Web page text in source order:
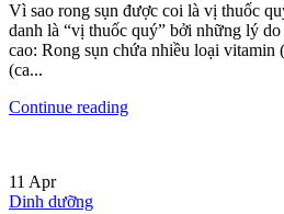
Vì sao rong sụn được coi là vị thuốc
danh là “vị thuốc quý” bởi những lý
cao: Rong sụn chứa nhiều loại
(ca...
Continue reading
11 Apr
Dinh dưỡng